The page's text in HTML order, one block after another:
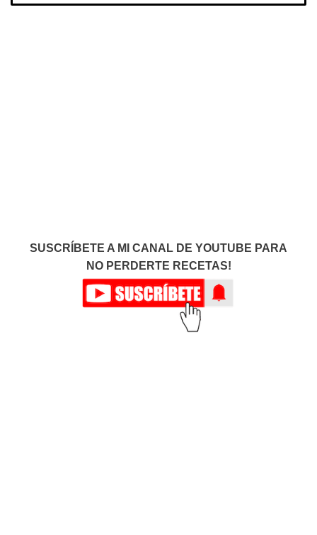
SUSCRÍBETE A MI CANAL DE YOUTUBE PARA
NO PERDERTE RECETAS!